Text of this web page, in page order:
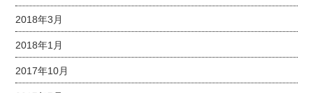
2018年3月
2018年1月
2017年10月